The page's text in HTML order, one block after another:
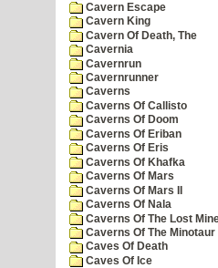
Cavern Escape
Cavern King
Cavern Of Death, The
Cavernia
Cavernrun
Cavernrunner
Caverns
Caverns Of Callisto
Caverns Of Doom
Caverns Of Eriban
Caverns Of Eris
Caverns Of Khafka
Caverns Of Mars
Caverns Of Mars II
Caverns Of Nala
Caverns Of The Lost
Caverns Of The Minotaur
Caves Of Death
Caves Of Ice